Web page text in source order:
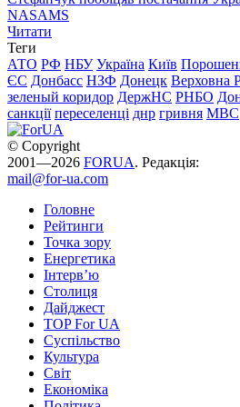
NASAMS
Читати
Теги
АТО РФ НБУ Україна Київ
ЄС Донбасс НЗФ Донецк Верховна
зеленый коридор ДержНС РНБО
санкції переселенці днр гривня МВС
© Copyright
2001—2026 FORUA. Редакція:
mail@for-ua.com
Головне
Рейтинги
Точка зору
Енергетика
Інтерв’ю
Столиця
Дайджест
TOP For UA
Суспiльство
Культура
Світ
Економіка